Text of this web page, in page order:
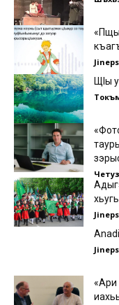
«Пщы
ЩIы
«Ари